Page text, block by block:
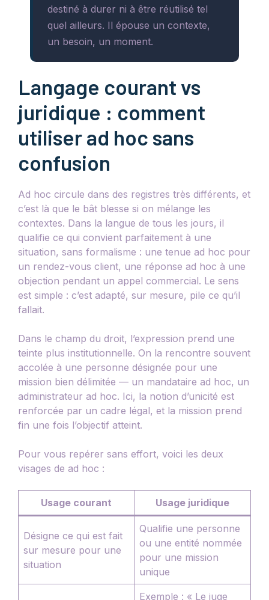
destiné à durer ni à être réutilisé tel
quel ailleurs. Il épouse un contexte,
un besoin, un moment.
Langage courant vs
juridique : comment
utiliser ad hoc sans
confusion
Ad hoc circule dans des registres très différents, et
c’est là que le bât blesse si on mélange les
contextes. Dans la langue de tous les jours, il
qualifie ce qui convient parfaitement à une
situation, sans formalisme : une tenue ad hoc pour
un rendez-vous client, une réponse ad hoc à une
objection pendant un appel commercial. Le sens
est simple : c’est adapté, sur mesure, pile ce qu’il
fallait.
Dans le champ du droit, l’expression prend une
teinte plus institutionnelle. On la rencontre souvent
accolée à une personne désignée pour une
mission bien délimitée — un mandataire ad hoc, un
administrateur ad hoc. Ici, la notion d’unicité est
renforcée par un cadre légal, et la mission prend
fin une fois l’objectif atteint.
Pour vous repérer sans effort, voici les deux
visages de ad hoc :
Usage courant Usage juridique
Désigne ce qui est fait
sur mesure pour une
situation
Qualifie une personne
ou une entité nommée
pour une mission
unique
Exemple : « Le juge